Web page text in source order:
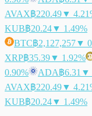
AVAX฿220.49▼
KUB฿20.24▼ 1.49%
BTC฿2,127,257▼
XRP฿35.39▼ 1.92%
0.90%
ADA฿6.31 ▼
AVAX฿220.49▼
KUB฿20.24▼ 1.49%